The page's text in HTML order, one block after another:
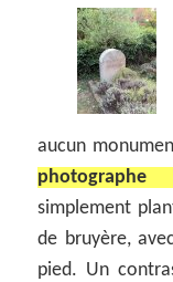
aucun
photographe
simplement
de bruyère,
pied. Un